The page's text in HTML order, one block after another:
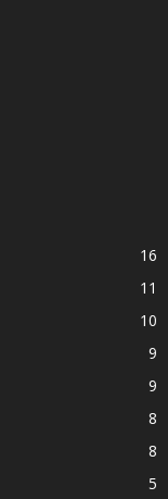
16
11
10
9
9
8
8
5